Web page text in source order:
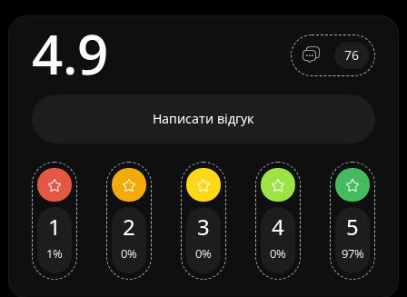
4.9 76
Написати відгук
1
1%
2
0%
3
0%
4
0%
5
97%